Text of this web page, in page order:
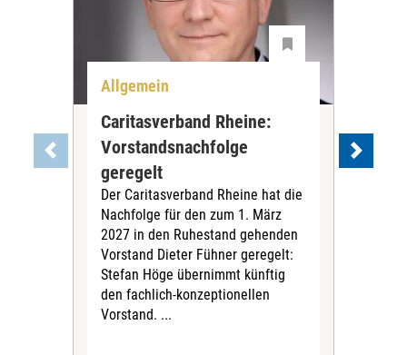
Allgemein
Caritasverband Rheine:
Vorstandsnachfolge
geregelt
Der Caritasverband Rheine hat die
Nachfolge für den zum 1. März
2027 in den Ruhestand gehenden
Vorstand Dieter Fühner geregelt:
Stefan Höge übernimmt künftig
den fachlich-konzeptionellen
Vorstand. ...